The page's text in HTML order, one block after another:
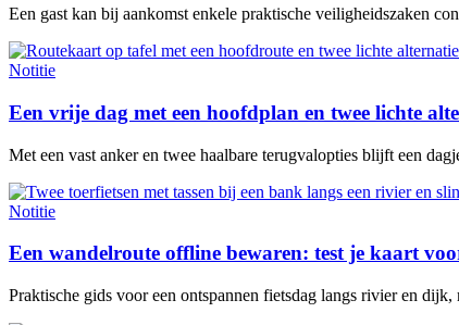
Een gast kan bij aankomst enkele praktische veiligheidszaken
Notitie
Een vrije dag met een hoofdplan en twee lichte
Met een vast anker en twee haalbare terugvalopties blijft een
Notitie
Een wandelroute offline bewaren: test je kaart
Praktische gids voor een ontspannen fietsdag langs rivier en